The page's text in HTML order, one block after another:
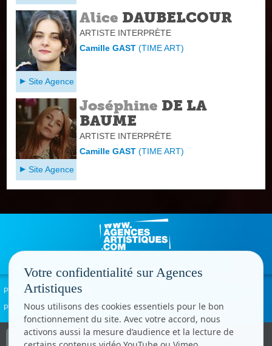
Alice DAUBELCOUR
ARTISTE INTERPRÈTE
Camille GAST(TIME ART)
Site Agence
Joséphine DE LA
BAUME
ARTISTE INTERPRÈTE
Camille GAST(TIME ART)
Site Agence
Politique de confidentialité
Paramètres cookies
Copyright © CC.Comunication
Tous droits réservés
Votre confidentialité sur Agences
Artistiques
Nous utilisons des cookies essentiels pour le bon
fonctionnement du site. Avec votre accord, nous
activons aussi la mesure d’audience et la lecture de